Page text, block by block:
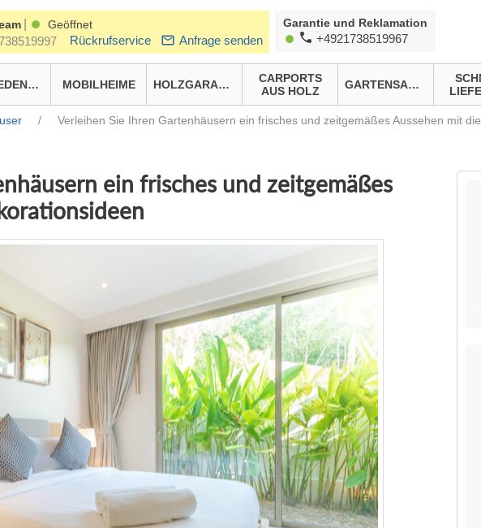
Geöffnet
Rückrufservice Anfrage senden
Garantie und Reklamation
+4921738519967
SCHWEDENHÄUSER MOBILHEIME HOLZGARAGEN
CARPORTS
AUS HOLZ
GARTENSAUNA
/ Verleihen Sie Ihren Gartenhäusern ein frisches und zeitgemäßes Aussehen mit
ein frisches und zeitgemäßes